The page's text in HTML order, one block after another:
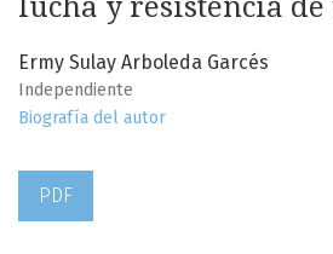
lucha y resistencia de
Ermy Sulay Arboleda Garcés
Independiente
Biografía del autor
PDF